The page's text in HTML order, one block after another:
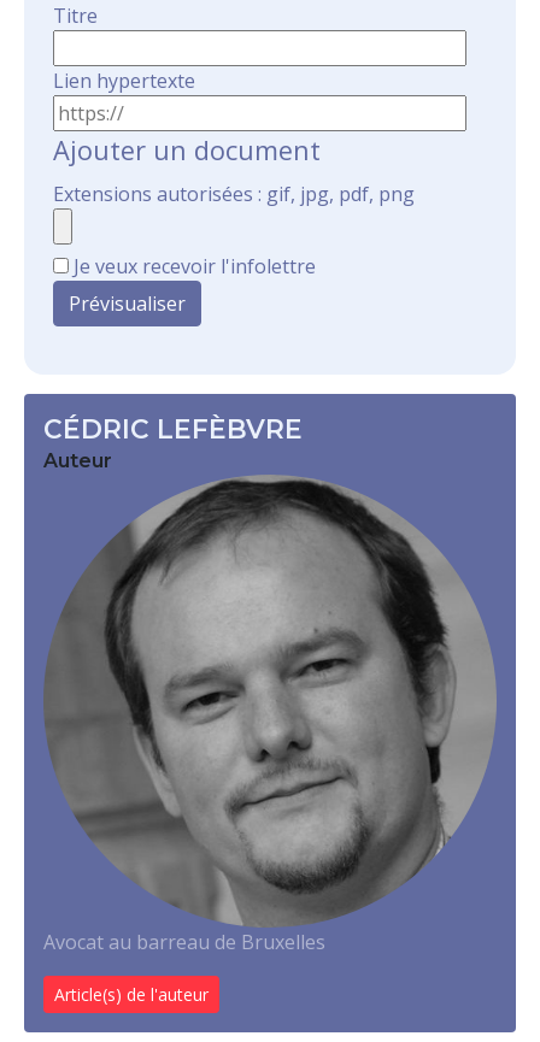
Titre
Lien hypertexte
Ajouter un document
Extensions autorisées : gif, jpg, pdf, png
Je veux recevoir l'infolettre
CÉDRIC LEFÈBVRE
Auteur
Avocat au barreau de Bruxelles
Article(s) de l'auteur